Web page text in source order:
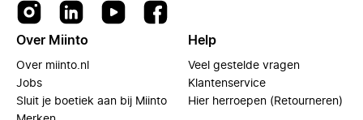
Over Miinto
Over miinto.nl
Jobs
Sluit je boetiek aan bij Miinto
Help
Veel gestelde vragen
Klantenservice
Hier herroepen (Retourneren)